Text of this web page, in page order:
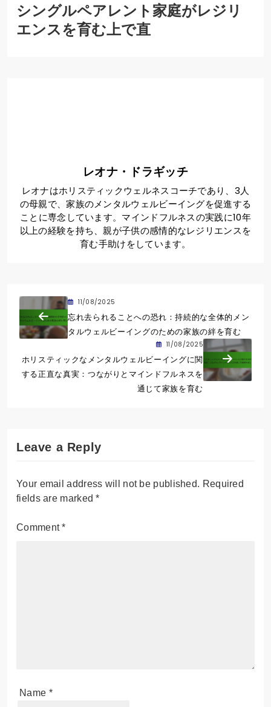
シングルペアレント家庭がレジリ
エンスを育む上で直
レオナ・ドラギッチ
レオナはホリスティックウェルネスコーチであり、3人
の母親で、家族のメンタルウェルビーイングを促進する
ことに専念しています。マインドフルネスの実践に10年
以上の経験を持ち、親が子供の感情的なレジリエンスを
育む手助けをしています。
11/08/2025
忘れ去られることへの恐れ：持続的な全体的メン
タルウェルビーイングのための家族の絆を育む
11/08/2025
ホリスティックなメンタルウェルビーイングに関
する正直な真実：つながりとマインドフルネスを
通じて家族を育む
Leave a Reply
Your email address will not be published. Required
fields are marked*
Comment*
Name *